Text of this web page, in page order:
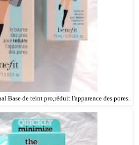
Base de teint pro,réduit l'apparence des pores.